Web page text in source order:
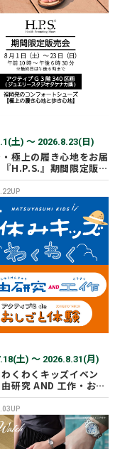
土) 〜 2026.8.23(日)
極上の履き心地をお届
H.P.S.』期間限定販売
✨
土) 〜 2026.8.31(月)
くわくキッズイベン
由研究 AND 工作・おし
！